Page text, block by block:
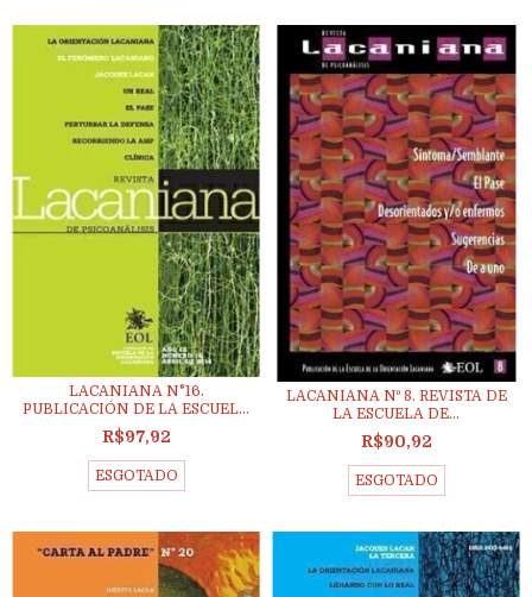
LACANIANA N°16.
PUBLICACIÓN DE LA ESCUEL...
R$97,92
ESGOTADO
LACANIANA Nº 8. REVISTA DE
LA ESCUELA DE...
R$90,92
ESGOTADO